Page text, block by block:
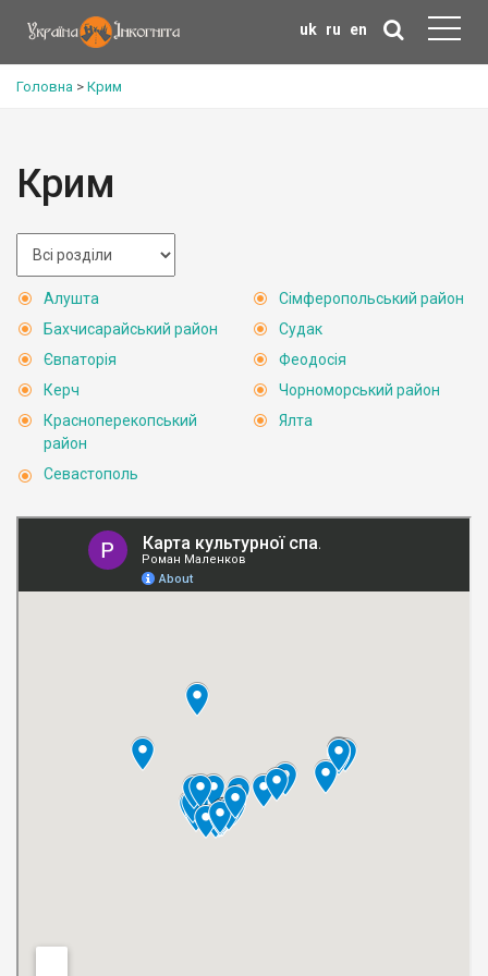
uk ru en
Головна > Крим
Крим
Алушта
Бахчисарайський район
Євпаторія
Керч
Красноперекопський
район
Севастополь
Сімферопольський район
Судак
Феодосія
Чорноморський район
Ялта